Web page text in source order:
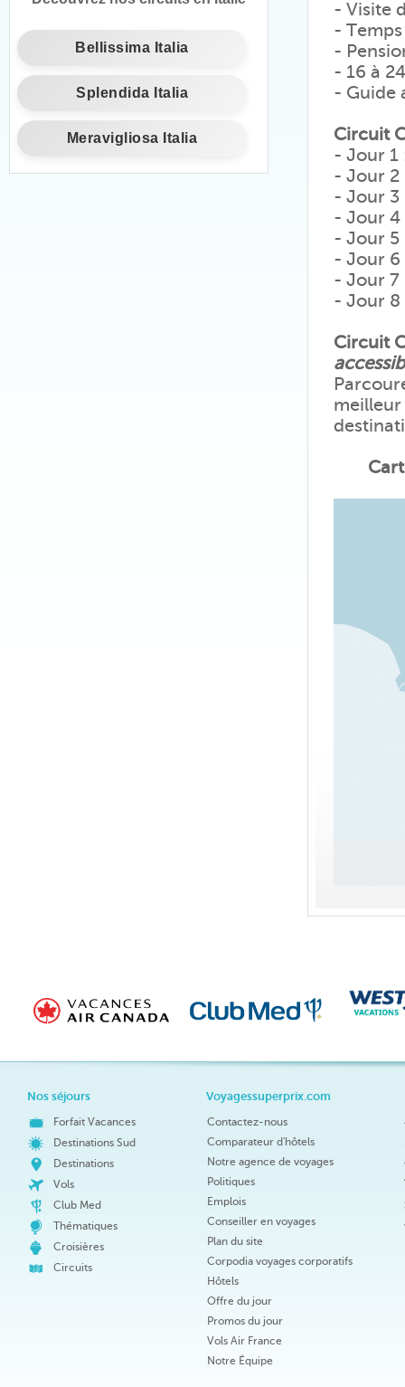
Bellissima Italia
Splendida Italia
Meravigliosa Italia
- Visite
-
-
- 16 à
- Guide
Circuit
- Jour 1
- Jour 2
- Jour 3
- Jour 4
- Jour 5
- Jour 6
- Jour 7
- Jour 8
Circuit
Nos séjours
Forfait Vacances
Destinations Sud
Destinations
Vols
Club Med
Thématiques
Croisières
Circuits
Voyagessuperprix.com
Contactez-nous
Comparateur d'hôtels
Notre agence de voyages
Politiques
Emplois
Conseiller en voyages
Plan du site
Corpodia voyages corporatifs
Hôtels
Offre du jour
Promos du jour
Vols Air France
Notre Équipe